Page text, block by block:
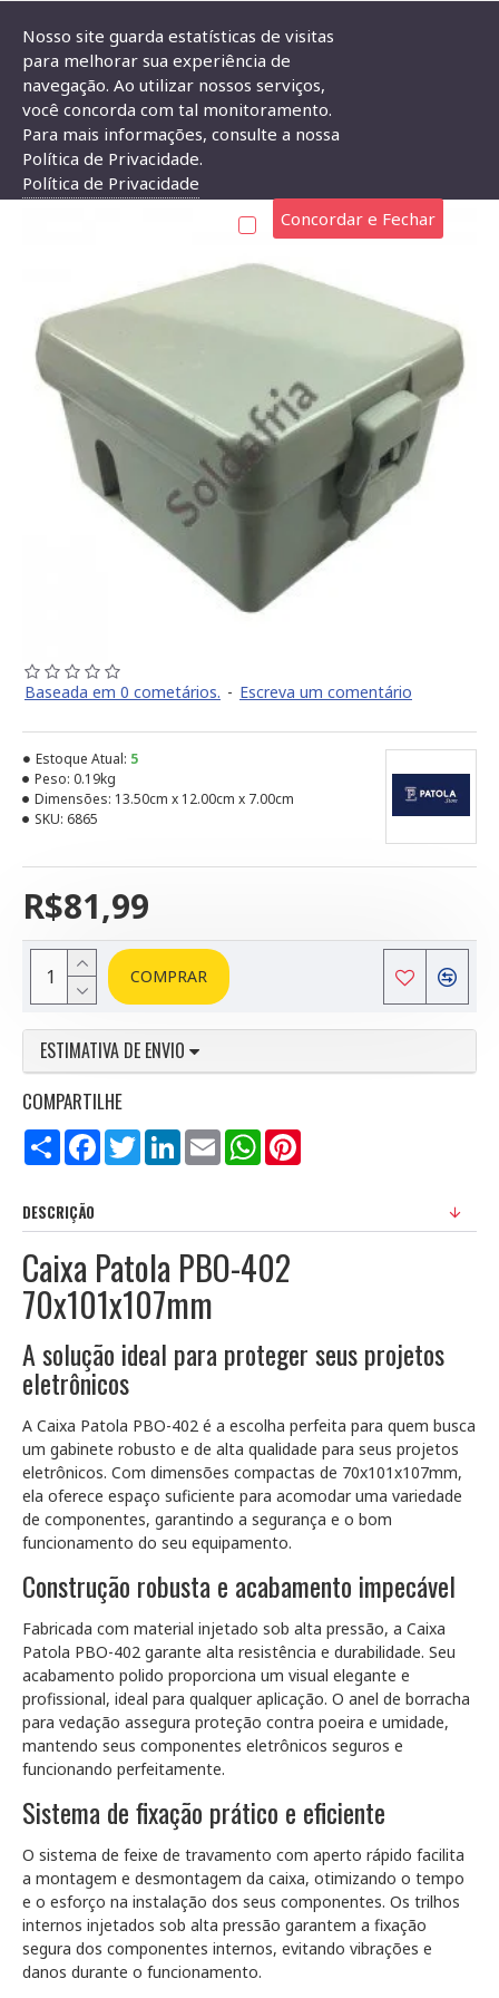
Caixa Patola PBO-402 70x101x107mm
CAIXA PATOLA PBO-402 70X101X107MM
Baseada em 0 cometários. - Escreva um comentário
R$81,99
Estoque Atual: 5
Peso: 0.19kg
Dimensões: 13.50cm x 12.00cm x 7.00cm
SKU: 6865
COMPRAR
ESTIMATIVA DE ENVIO
COMPARTILHE
Compartilhar
FacebookTwitterLinkedInEmail WhatsApp
DESCRIÇÃO
Caixa Patola PBO-402
70x101x107mm
A solução ideal para proteger seus projetos
eletrônicos
A Caixa Patola PBO-402 é a escolha perfeita para quem busca
um gabinete robusto e de alta qualidade para seus projetos
eletrônicos. Com dimensões compactas de 70x101x107mm,
ela oferece espaço suficiente para acomodar uma variedade
de componentes, garantindo a segurança e o bom
funcionamento do seu equipamento.
Construção robusta e acabamento impecável
Fabricada com material injetado sob alta pressão, a Caixa
Patola PBO-402 garante alta resistência e durabilidade. Seu
acabamento polido proporciona um visual elegante e
profissional, ideal para qualquer aplicação. O anel de borracha
para vedação assegura proteção contra poeira e umidade,
mantendo seus componentes eletrônicos seguros e
funcionando perfeitamente.
Sistema de fixação prático e eficiente
O sistema de feixe de travamento com aperto rápido facilita
a montagem e desmontagem da caixa, otimizando o tempo
e o esforço na instalação dos seus componentes. Os trilhos
internos injetados sob alta pressão garantem a fixação
segura dos componentes internos, evitando vibrações e
danos durante o funcionamento.
Nosso site guarda estatísticas de visitas
para melhorar sua experiência de
navegação. Ao utilizar nossos serviços,
você concorda com tal monitoramento.
Para mais informações, consulte a nossa
Política de Privacidade.
Política de Privacidade
Concordar e Fechar